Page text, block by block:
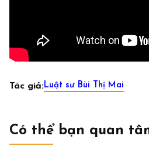
Tác giả:Luật sư Bùi Thị Mai
Có thể bạn quan